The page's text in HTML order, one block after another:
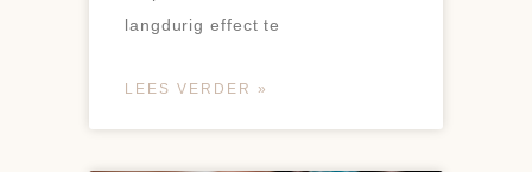
langdurig effect te
LEES VERDER »